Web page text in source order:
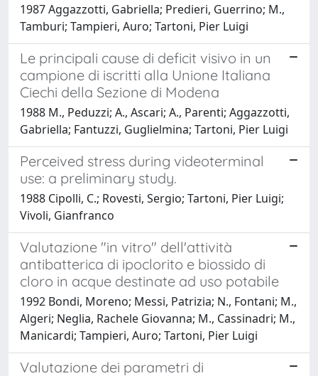
1987 Aggazzotti, Gabriella; Predieri, Guerrino; M.,
Tamburi; Tampieri, Auro; Tartoni, Pier Luigi
Le principali cause di deficit visivo in un
campione di iscritti alla Unione Italiana
Ciechi della Sezione di Modena
1988 M., Peduzzi; A., Ascari; A., Parenti; Aggazzotti,
Gabriella; Fantuzzi, Guglielmina; Tartoni, Pier Luigi
Perceived stress during videoterminal
use: a preliminary study.
1988 Cipolli, C.; Rovesti, Sergio; Tartoni, Pier Luigi;
Vivoli, Gianfranco
Valutazione "in vitro" dell'attività
antibatterica di ipoclorito e biossido di
cloro in acque destinate ad uso potabile
1992 Bondi, Moreno; Messi, Patrizia; N., Fontani; M.,
Algeri; Neglia, Rachele Giovanna; M., Cassinadri; M.,
Manicardi; Tampieri, Auro; Tartoni, Pier Luigi
Valutazione dei parametri di